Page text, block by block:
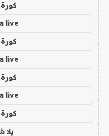
كورة
live
كورة
live
كورة
live
كورة
يلا